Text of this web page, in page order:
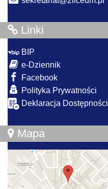
Linki
BIP
e-Dziennik
Facebook
Polityka Prywatności
Deklaracja Dostępności
Mapa